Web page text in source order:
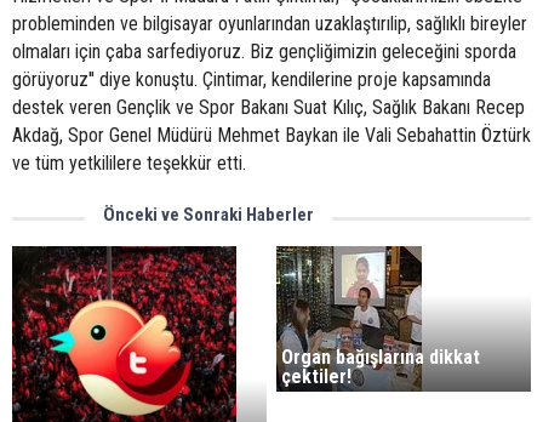
probleminden ve bilgisayar oyunlarından uzaklaştırılip, sağlıklı bireyler
olmaları için çaba sarfediyoruz. Biz gençliğimizin geleceğini sporda
görüyoruz'' diye konuştu. Çintimar, kendilerine proje kapsamında
destek veren Gençlik ve Spor Bakanı Suat Kılıç, Sağlık Bakanı Recep
Akdağ, Spor Genel Müdürü Mehmet Baykan ile Vali Sebahattin Öztürk
ve tüm yetkililere teşekkür etti.
Önceki ve Sonraki Haberler
Organ bağışlarına dikkat
çektiler!